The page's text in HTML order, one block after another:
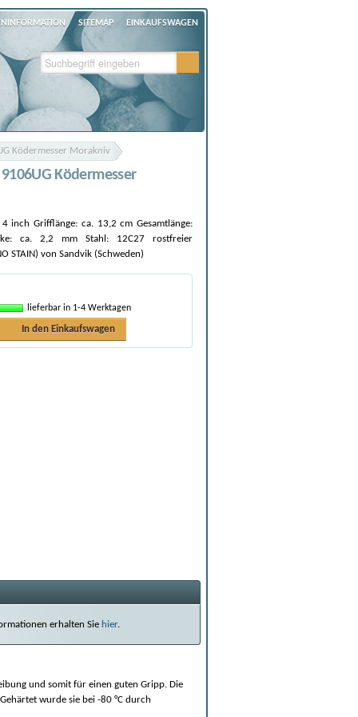
SITEMAP EINKAUFSWAGEN
Ködermesser Morakniv
Ködermesser
inch Grifflänge: ca. 13,2 cm Gesamtlänge:
ca. 2,2 mm Stahl: 12C27 rostfreier
STAIN) von Sandvik (Schweden)
lieferbar in 1-4 Werktagen
In den Einkaufswagen
erhalten Sie hier.
und somit für einen guten Gripp. Die
wurde sie bei -80 °C durch